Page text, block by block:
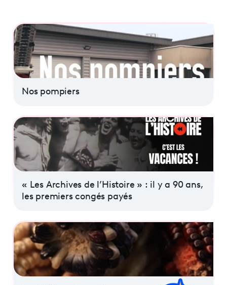
Nos pompiers
« Les Archives de l’Histoire » : il y a 90 ans,
les premiers congés payés